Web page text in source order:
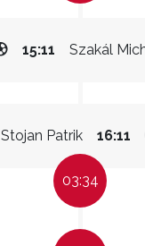
Szakál
15:11
Stojan Patrik 16:11
03:34